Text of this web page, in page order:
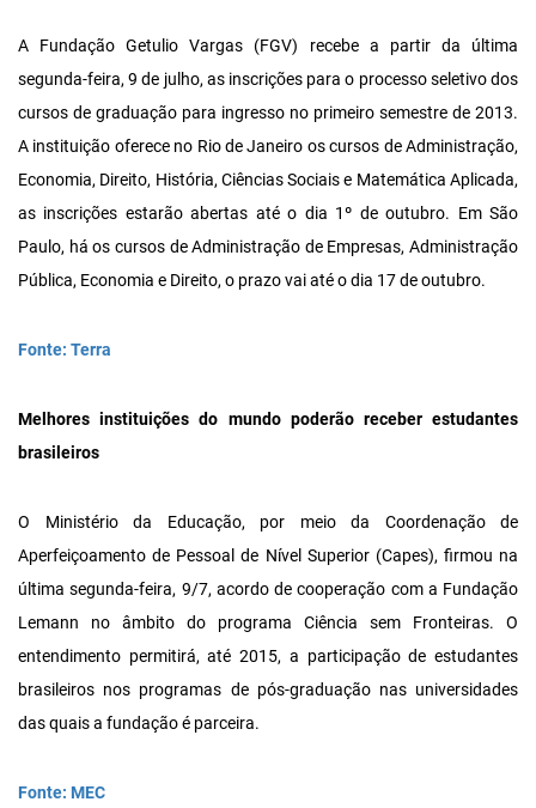
A Fundação Getulio Vargas (FGV) recebe a partir da última
segunda-feira, 9 de julho, as inscrições para o processo seletivo dos
cursos de graduação para ingresso no primeiro semestre de 2013.
A instituição oferece no Rio de Janeiro os cursos de Administração,
Economia, Direito, História, Ciências Sociais e Matemática Aplicada,
as inscrições estarão abertas até o dia 1º de outubro. Em São
Paulo, há os cursos de Administração de Empresas, Administração
Pública, Economia e Direito, o prazo vai até o dia 17 de outubro.
Fonte: Terra
Melhores instituições do mundo poderão receber estudantes
brasileiros
O Ministério da Educação, por meio da Coordenação de
Aperfeiçoamento de Pessoal de Nível Superior (Capes), firmou na
última segunda-feira, 9/7, acordo de cooperação com a Fundação
Lemann no âmbito do programa Ciência sem Fronteiras. O
entendimento permitirá, até 2015, a participação de estudantes
brasileiros nos programas de pós-graduação nas universidades
das quais a fundação é parceira.
Fonte: MEC